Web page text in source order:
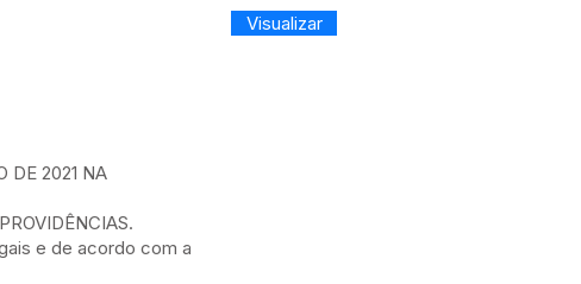
DE 2021 NA
e de acordo com a
Visualizar